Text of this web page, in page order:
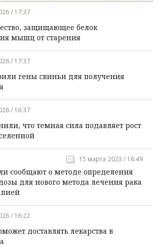
/ 17:37
защищающее белок
мышц от старения
/ 17:37
гены свиньи для получения
/ 16:37
что темная сила подавляет рост
15 марта 2023 / 16:49
сообщают о методе определения
для нового метода лечения рака
/ 16:22
доставлять лекарства в